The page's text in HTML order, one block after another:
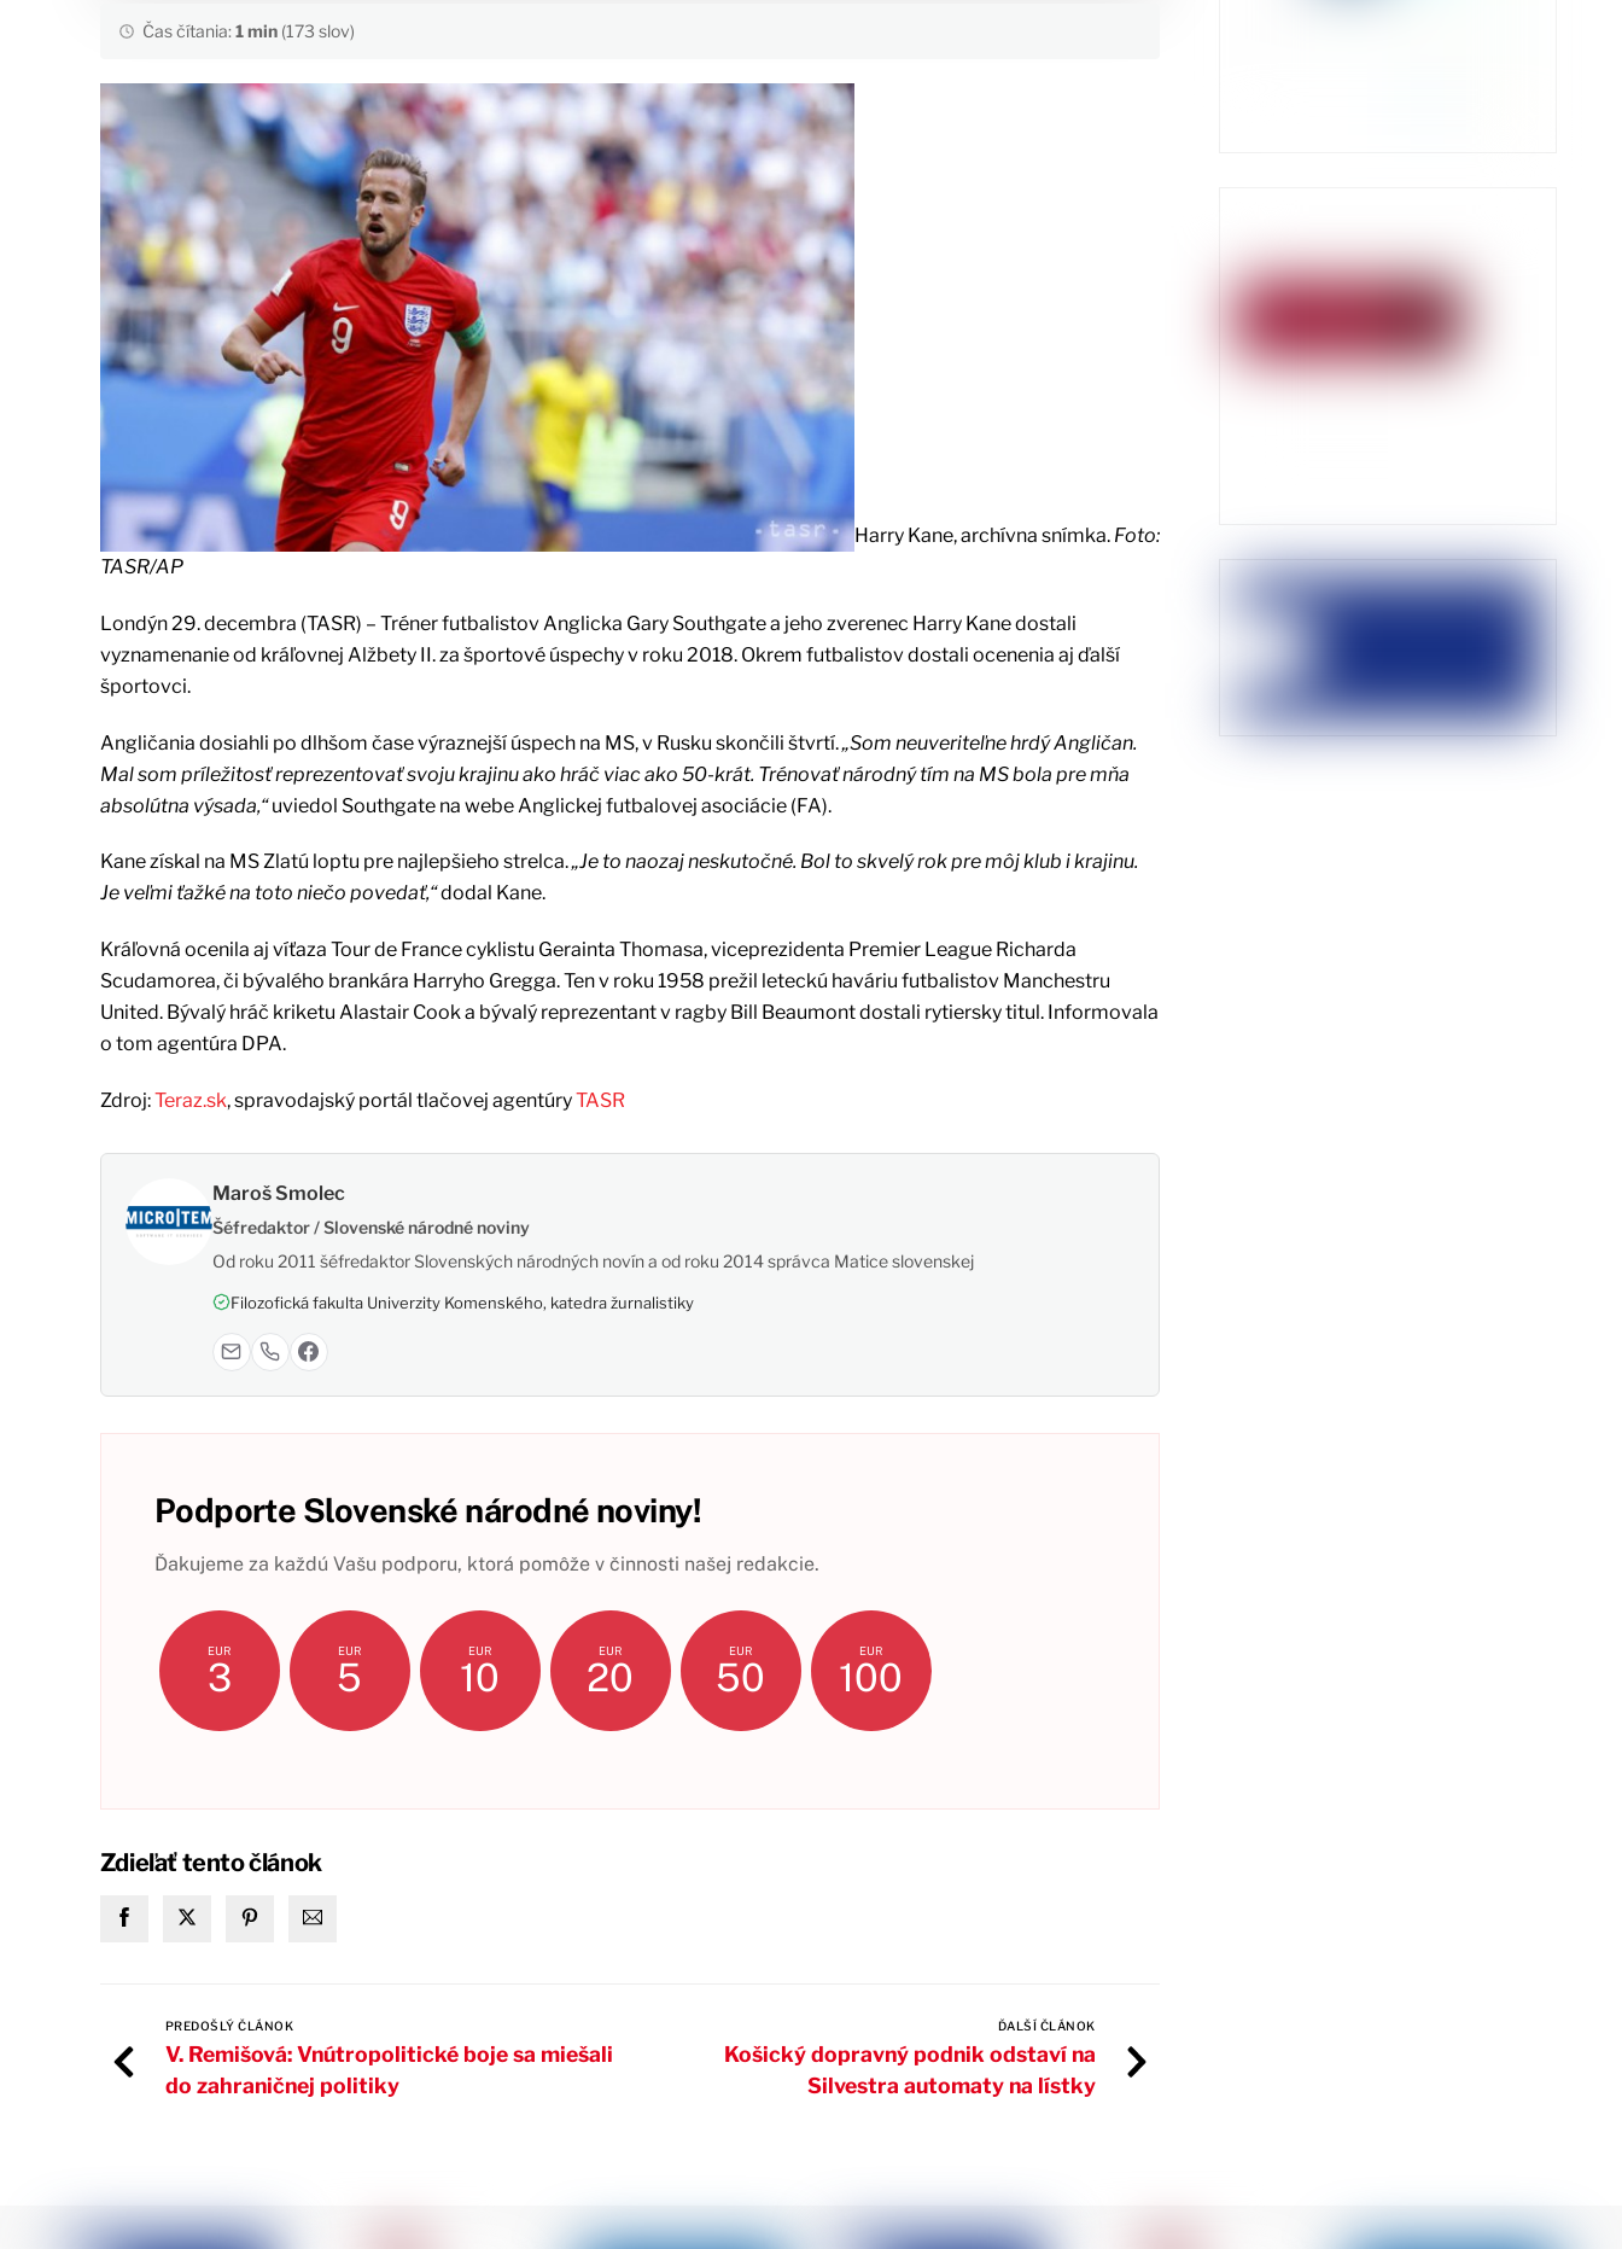
Čas čítania:1 min(173 slov)
Harry Kane, archívna snímka. Foto:
TASR/AP
Londýn 29. decembra (TASR) – Tréner futbalistov Anglicka Gary Southgate a jeho zverenec Harry Kane dostali
vyznamenanie od kráľovnej Alžbety II. za športové úspechy v roku 2018. Okrem futbalistov dostali ocenenia aj ďalší
športovci.
Angličania dosiahli po dlhšom čase výraznejší úspech na MS, v Rusku skončili štvrtí.„Som neuveriteľne hrdý Angličan.
Mal som príležitosť reprezentovať svoju krajinu ako hráč viac ako 50-krát. Trénovať národný tím na MS bola pre mňa
absolútna výsada,“uviedol Southgate na webe Anglickej futbalovej asociácie (FA).
Kane získal na MS Zlatú loptu pre najlepšieho strelca.„Je to naozaj neskutočné. Bol to skvelý rok pre môj klub i krajinu.
Je veľmi ťažké na toto niečo povedať,“dodal Kane.
Kráľovná ocenila aj víťaza Tour de France cyklistu Gerainta Thomasa, viceprezidenta Premier League Richarda
Scudamorea, či bývalého brankára Harryho Gregga. Ten v roku 1958 prežil leteckú haváriu futbalistov Manchestru
United. Bývalý hráč kriketu Alastair Cook a bývalý reprezentant v ragby Bill Beaumont dostali rytiersky titul. Informovala
o tom agentúra DPA.
Zdroj:Teraz.sk, spravodajský portál tlačovej agentúryTASR
Maroš Smolec
Šéfredaktor / Slovenské národné noviny
Od roku 2011 šéfredaktor Slovenských národných novín a od roku 2014 správca Matice slovenskej
Filozofická fakulta Univerzity Komenského, katedra žurnalistiky
Podporte Slovenské národné noviny!
Ďakujeme za každú Vašu podporu, ktorá pomôže v činnosti našej redakcie.
EUR
3
EUR
5
EUR
10
EUR
20
EUR
50
EUR
100
Zdieľať tento článok
PREDOŠLÝ ČLÁNOK
V. Remišová: Vnútropolitické boje sa miešali
do zahraničnej politiky
ĎALŠÍ ČLÁNOK
Košický dopravný podnik odstaví na
Silvestra automaty na lístky